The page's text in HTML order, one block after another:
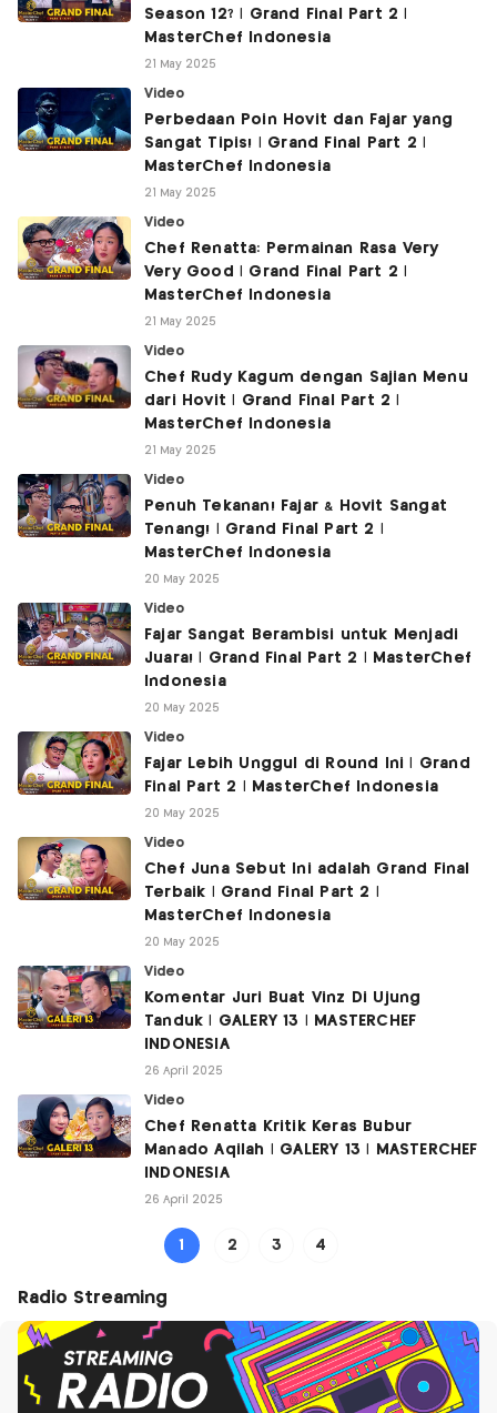
Season 12? | Grand Final Part 2 |
MasterChef Indonesia
21 May 2025
Video
Perbedaan Poin Hovit dan Fajar yang
Sangat Tipis! | Grand Final Part 2 |
MasterChef Indonesia
21 May 2025
Video
Chef Renatta: Permainan Rasa Very
Very Good | Grand Final Part 2 |
MasterChef Indonesia
21 May 2025
Video
Chef Rudy Kagum dengan Sajian Menu
dari Hovit | Grand Final Part 2 |
MasterChef Indonesia
21 May 2025
Video
Penuh Tekanan! Fajar & Hovit Sangat
Tenang! | Grand Final Part 2 |
MasterChef Indonesia
20 May 2025
Video
Fajar Sangat Berambisi untuk Menjadi
Juara! | Grand Final Part 2 | MasterChef
Indonesia
20 May 2025
Video
Fajar Lebih Unggul di Round Ini | Grand
Final Part 2 | MasterChef Indonesia
20 May 2025
Video
Chef Juna Sebut Ini adalah Grand Final
Terbaik | Grand Final Part 2 |
MasterChef Indonesia
20 May 2025
Video
Komentar Juri Buat Vinz Di Ujung
Tanduk | GALERY 13 | MASTERCHEF
INDONESIA
26 April 2025
Video
Chef Renatta Kritik Keras Bubur
Manado Aqilah | GALERY 13 | MASTERCHEF
INDONESIA
26 April 2025
1 2 3 4
Radio Streaming